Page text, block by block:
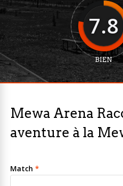
7.8
BIEN
Mewa Arena
aventure à la
Match *